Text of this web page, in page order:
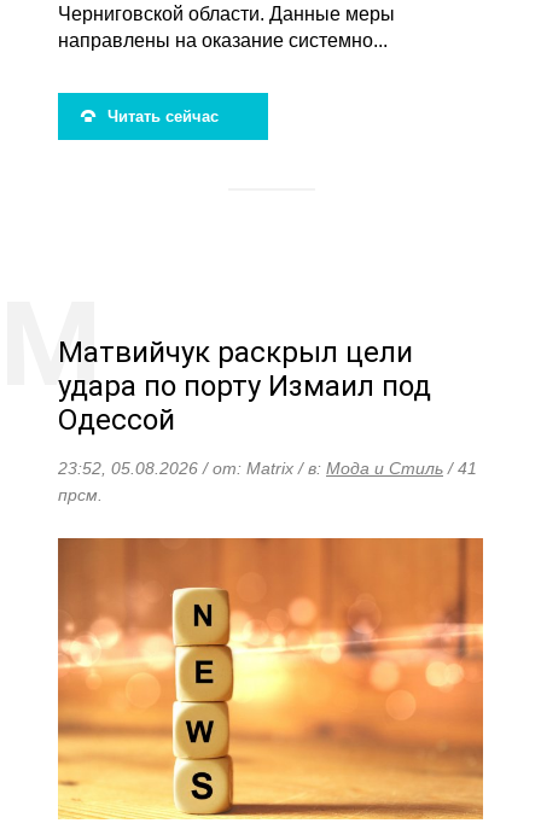
Черниговской области. Данные меры
направлены на оказание системно...
Читать сейчас
Матвийчук раскрыл цели
удара по порту Измаил под
Одессой
23:52, 05.08.2026 / от: Matrix / в: Мода и Стиль / 41
прсм.